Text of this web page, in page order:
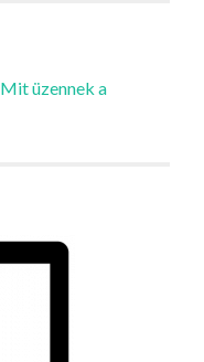
Mit üzennek a